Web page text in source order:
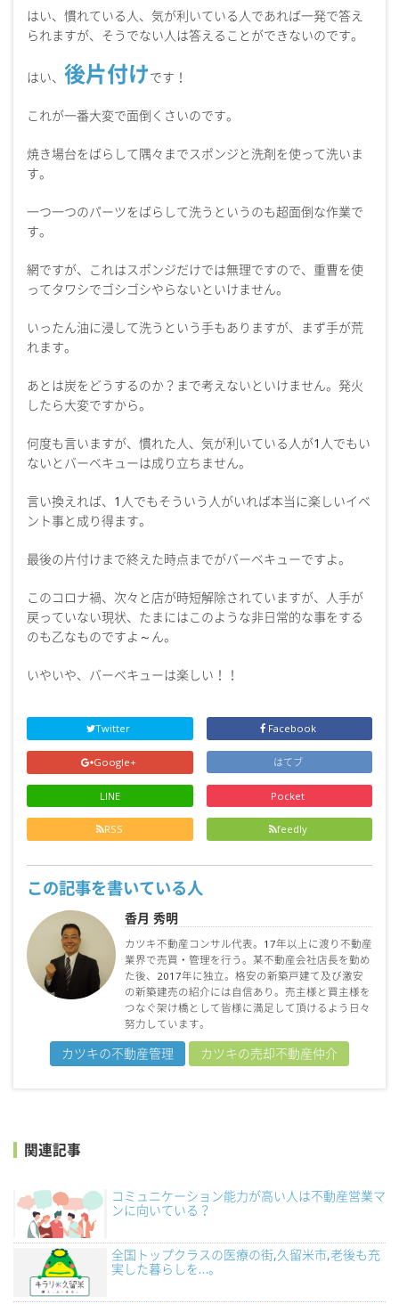
はい、慣れている人、気が利いている人であれば一発で答え
られますが、そうでない人は答えることができないのです。
はい、 後片付けです！
これが一番大変で面倒くさいのです。
焼き場台をばらして隅々までスポンジと洗剤を使って洗いま
す。
一つ一つのパーツをばらして洗うというのも超面倒な作業で
す。
網ですが、これはスポンジだけでは無理ですので、重曹を使
ってタワシでゴシゴシやらないといけません。
いったん油に浸して洗うという手もありますが、まず手が荒
れます。
あとは炭をどうするのか？まで考えないといけません。発火
したら大変ですから。
何度も言いますが、慣れた人、気が利いている人が1人でもい
ないとバーベキューは成り立ちません。
言い換えれば、1人でもそういう人がいれば本当に楽しいイベ
ント事と成り得ます。
最後の片付けまで終えた時点までがバーベキューですよ。
このコロナ禍、次々と店が時短解除されていますが、人手が
戻っていない現状、たまにはこのような非日常的な事をする
のも乙なものですよ～ん。
いやいや、バーベキューは楽しい！！
Twitter Facebook
Google+ はてブ
LINE Pocket
RSS feedly
この記事を書いている人
香月 秀明
カツキ不動産コンサル代表。17年以上に渡り不動産
業界で売買・管理を行う。某不動産会社店長を勤め
た後、2017年に独立。格安の新築戸建て及び激安
の新築建売の紹介には自信あり。売主様と買主様を
つなぐ架け橋として皆様に満足して頂けるよう日々
努力しています。
カツキの不動産管理 カツキの売却不動産仲介
関連記事
コミュニケーション能力が高い人は不動産営業マ
ンに向いている？
全国トップクラスの医療の街,久留米市,老後も充
実した暮らしを…。